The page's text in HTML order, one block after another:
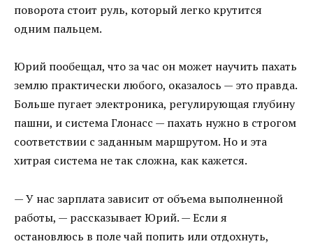
поворота стоит руль, который легко крутится
одним пальцем.
Юрий пообещал, что за час он может научить пахать
землю практически любого, оказалось — это правда.
Больше пугает электроника, регулирующая глубину
пашни, и система Глонасс — пахать нужно в строгом
соответствии с заданным маршрутом. Но и эта
хитрая система не так сложна, как кажется.
— У нас зарплата зависит от объема выполненной
работы, — рассказывает Юрий. — Если я
остановлюсь в поле чай попить или отдохнуть,